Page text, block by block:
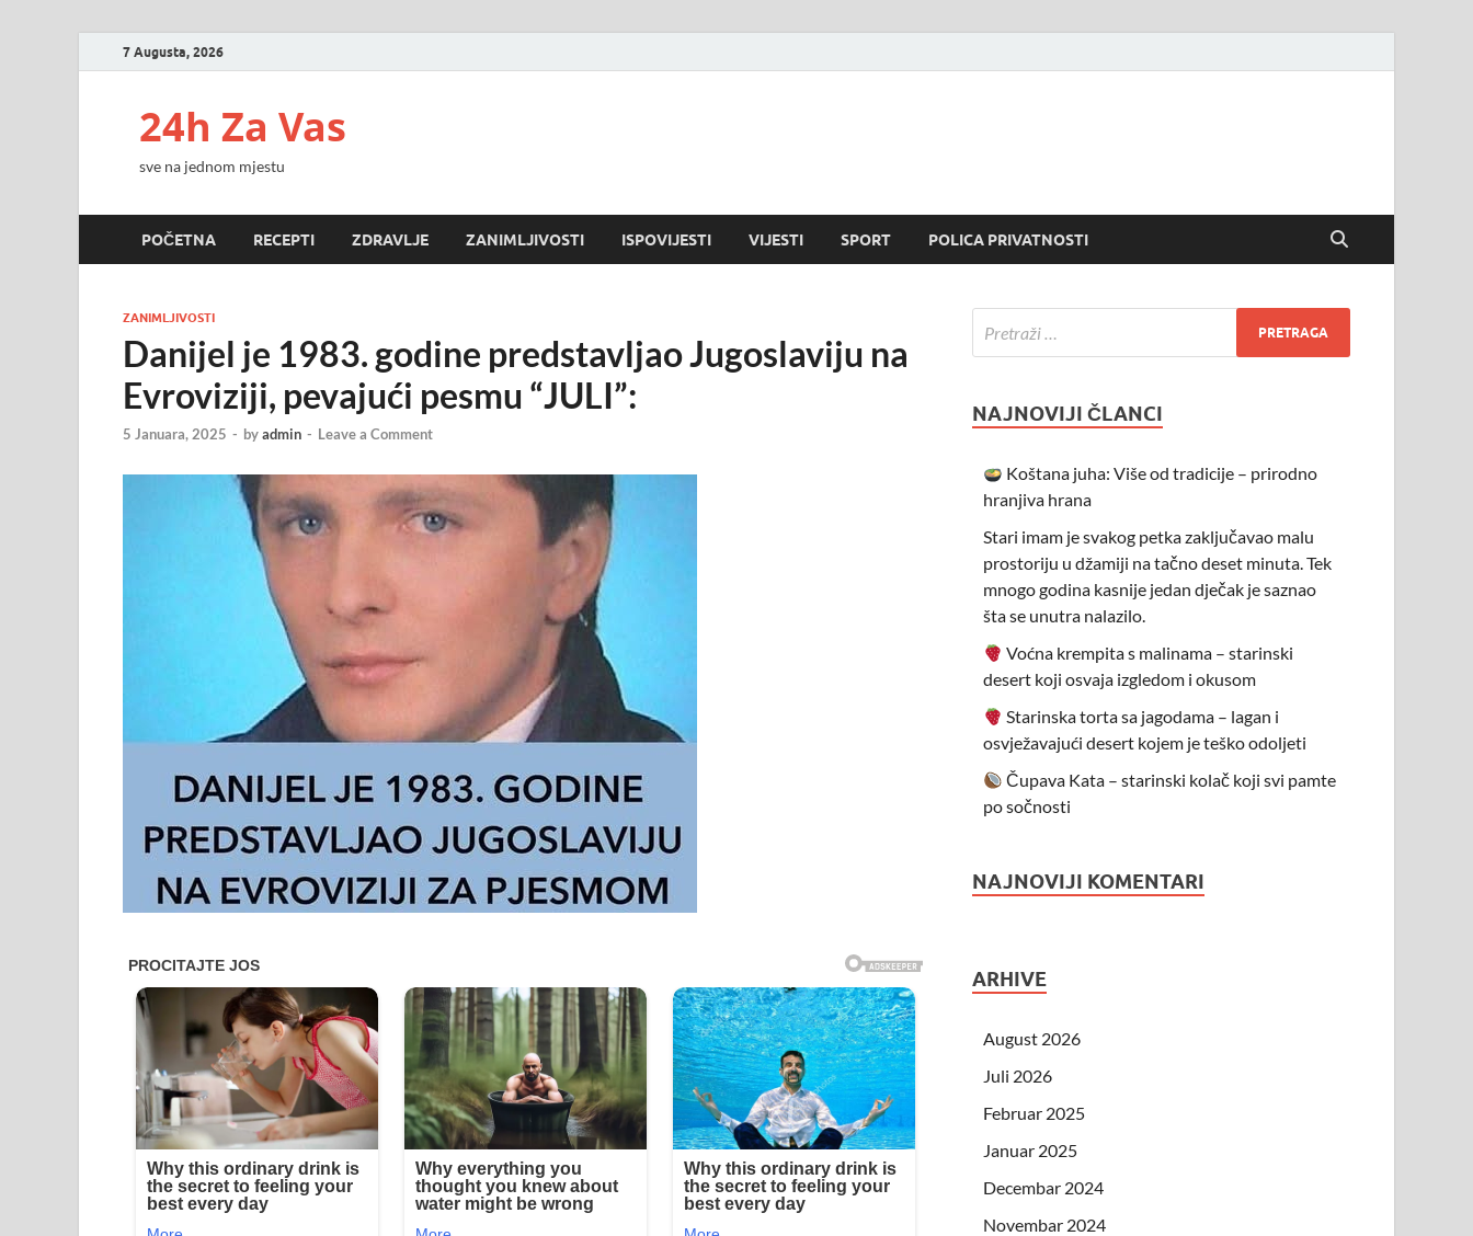
7 Augusta, 2026
24h Za Vas
sve na jednom mjestu
POČETNA RECEPTI ZDRAVLJE ZANIMLJIVOSTI ISPOVIJESTI VIJESTI SPORT POLICA PRIVATNOSTI
ZANIMLJIVOSTI
Danijel je 1983. godine predstavljao Jugoslaviju na
Evroviziji, pevajući pesmu “JULI”:
5 Januara, 2025 - byadmin - Leave a Comment
NAJNOVIJI ČLANCI
Koštana juha: Više od tradicije – prirodno
hranjiva hrana
Stari imam je svakog petka zaključavao malu
prostoriju u džamiji na tačno deset minuta. Tek
mnogo godina kasnije jedan dječak je saznao
šta se unutra nalazilo.
Voćna krempita s malinama – starinski
desert koji osvaja izgledom i okusom
Starinska torta sa jagodama – lagan i
osvježavajući desert kojem je teško odoljeti
Čupava Kata – starinski kolač koji svi pamte
po sočnosti
NAJNOVIJI KOMENTARI
ARHIVE
August 2026
Juli 2026
Februar 2025
Januar 2025
Decembar 2024
Novembar 2024